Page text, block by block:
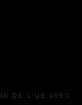
DE L'UE AVEC